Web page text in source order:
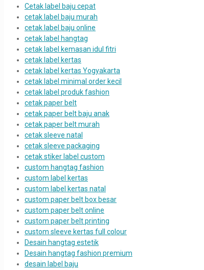
Cetak label baju cepat
cetak label baju murah
cetak label baju online
cetak label hangtag
cetak label kemasan idul fitri
cetak label kertas
cetak label kertas Yogyakarta
cetak label minimal order kecil
cetak label produk fashion
cetak paper belt
cetak paper belt baju anak
cetak paper belt murah
cetak sleeve natal
cetak sleeve packaging
cetak stiker label custom
custom hangtag fashion
custom label kertas
custom label kertas natal
custom paper belt box besar
custom paper belt online
custom paper belt printing
custom sleeve kertas full colour
Desain hangtag estetik
Desain hangtag fashion premium
desain label baju